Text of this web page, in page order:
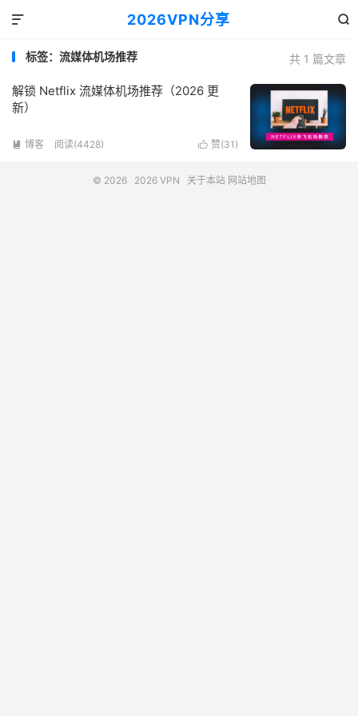
2026VPN分享 

共 1 篇文章
标签：流媒体机场推荐
解锁 Netflix 流媒体机场推荐（2026 更
新）
 赞(31 )
 博客 阅读(4428)
© 2026 2026 VPN 关于本站 网站地图